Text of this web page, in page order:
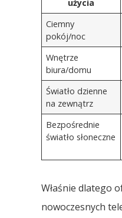
użycia
Ciemny
pokój/noc
Wnętrze
biura/domu
Światło dzienne
na zewnątrz
Bezpośrednie
światło słoneczne
Właśnie dlatego
nowoczesnych